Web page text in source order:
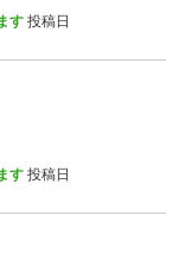
す 投稿日
す 投稿日